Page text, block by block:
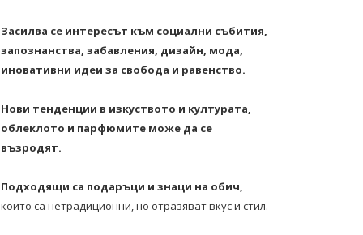
Засилва се интересът към социални събития,
запознанства, забавления, дизайн, мода,
иновативни идеи за свобода и равенство.
Нови тенденции в изкуството и културата,
облеклото и парфюмите може да се
възродят.
Подходящи са подаръци и знаци на обич,
които са нетрадиционни, но отразяват вкус и стил.